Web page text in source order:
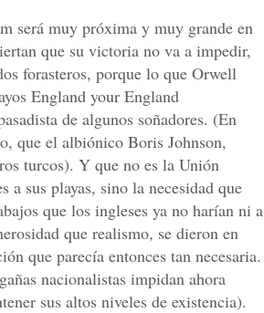
será muy próxima y muy grande en
que su victoria no va a impedir,
forasteros, porque lo que Orwell
England your England
de algunos soñadores. (En
que el albiónico Boris Johnson,
turcos). Y que no es la Unión
a sus playas, sino la necesidad que
que los ingleses ya no harían ni a
que realismo, se dieron en
que parecía entonces tan necesaria.
nacionalistas impidan ahora
sus altos niveles de existencia).